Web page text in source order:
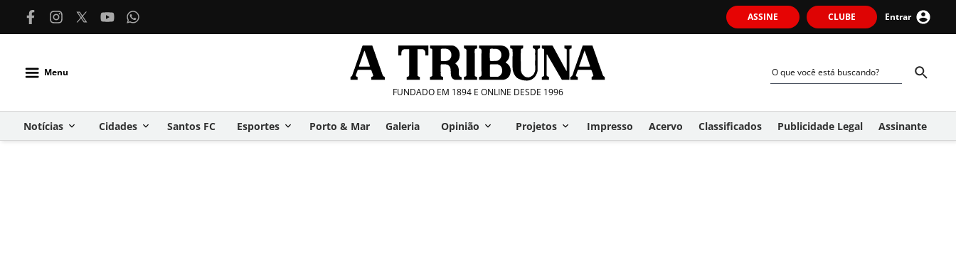
ASSINE CLUBE Entrar
Menu
FUNDADO EM 1894 E ONLINE DESDE 1996
Notícias Cidades Santos FC Esportes Porto & Mar Galeria Opinião Projetos Impresso Acervo Classificados Publicidade Legal Assinante